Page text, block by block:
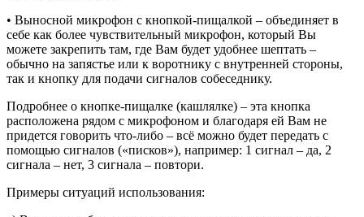
• Выносной микрофон с кнопкой-пищалкой – объединяет в
себе как более чувствительный микрофон, который Вы
можете закрепить там, где Вам будет удобнее шептать –
обычно на запястье или к воротнику с внутренней стороны,
так и кнопку для подачи сигналов собеседнику.
Подробнее о кнопке-пищалке (кашлялке) – эта кнопка
расположена рядом с микрофоном и благодаря ей Вам не
придется говорить что-либо – всё можно будет передать с
помощью сигналов («писков»), например: 1 сигнал – да, 2
сигнала – нет, 3 сигнала – повтори.
Примеры ситуаций использования: